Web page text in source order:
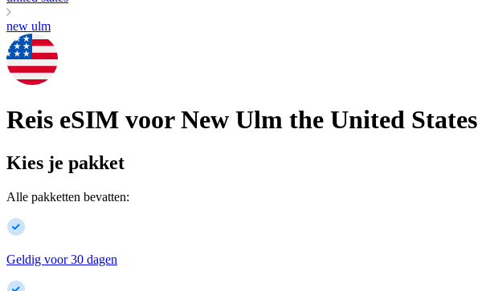
new ulm
Reis eSIM voor New Ulm the United States
Kies je pakket
Alle pakketten bevatten:
Geldig voor 30 dagen